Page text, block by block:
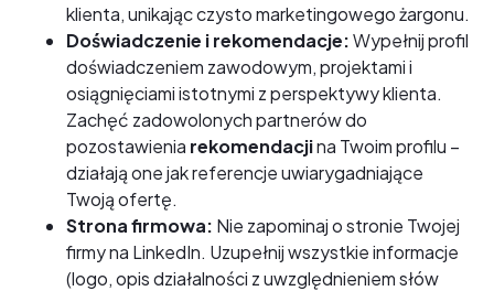
klienta, unikając czysto marketingowego żargonu.
Doświadczenie i rekomendacje:Wypełnij profil
doświadczeniem zawodowym, projektami i
osiągnięciami istotnymi z perspektywy klienta.
Zachęć zadowolonych partnerów do
pozostawienia rekomendacjina Twoim profilu –
działają one jak referencje uwiarygadniające
Twoją ofertę.
Strona firmowa: Nie zapominaj o stronie Twojej
firmy na LinkedIn. Uzupełnij wszystkie informacje
(logo, opis działalności z uwzględnieniem słów